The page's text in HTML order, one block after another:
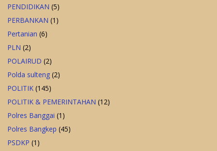
PENDIDIKAN (5)
PERBANKAN (1)
Pertanian (6)
PLN (2)
POLAIRUD (2)
Polda sulteng (2)
POLITIK (145)
POLITIK & PEMERINTAHAN (12)
Polres Banggai (1)
Polres Bangkep (45)
PSDKP (1)